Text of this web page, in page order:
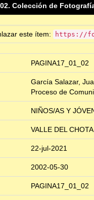
02. Colección de
este ítem: https://
PAGINA17_01_02
García Salazar,
Proceso de
NIÑOS/AS Y
VALLE DEL CHOTA
22-jul-2021
2002-05-30
PAGINA17_01_02